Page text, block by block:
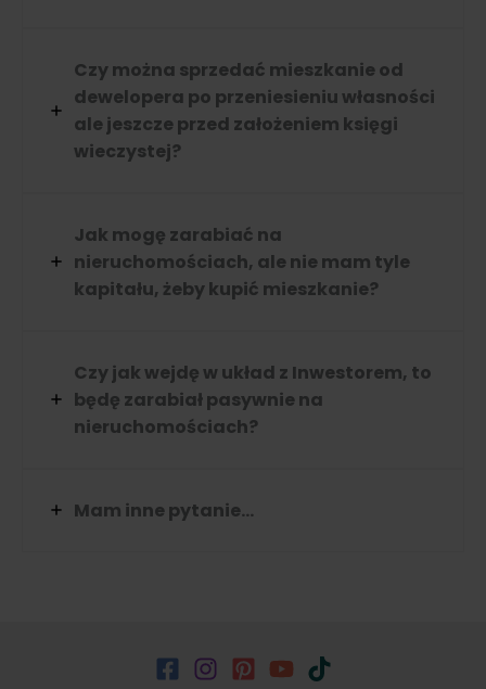
Czy można sprzedać mieszkanie od
dewelopera po przeniesieniu własności
ale jeszcze przed założeniem księgi
wieczystej?
Jak mogę zarabiać na
nieruchomościach, ale nie mam tyle
kapitału, żeby kupić mieszkanie?
Czy jak wejdę w układ z Inwestorem, to
będę zarabiał pasywnie na
nieruchomościach?
Mam inne pytanie…